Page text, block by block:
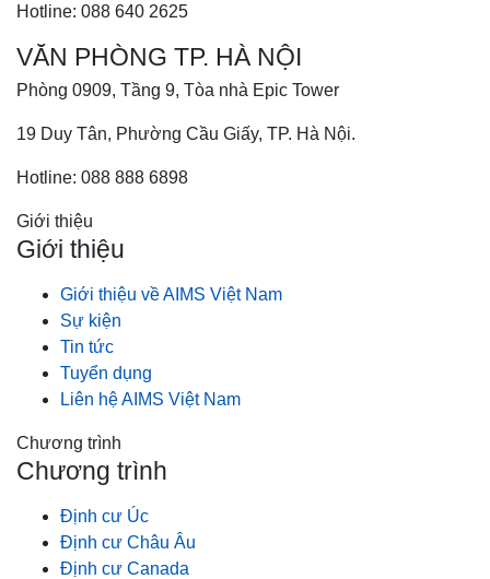
Hotline: 088 640 2625
VĂN PHÒNG TP. HÀ NỘI
Phòng 0909, Tầng 9, Tòa nhà Epic Tower
19 Duy Tân, Phường Cầu Giấy, TP. Hà Nội.
Hotline: 088 888 6898
Giới thiệu
Giới thiệu
Giới thiệu về AIMS Việt Nam
Sự kiện
Tin tức
Tuyển dụng
Liên hệ AIMS Việt Nam
Chương trình
Chương trình
Định cư Úc
Định cư Châu Âu
Định cư Canada